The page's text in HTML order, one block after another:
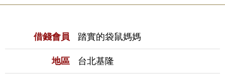
借錢會員 踏實的袋鼠媽媽
地區 台北基隆